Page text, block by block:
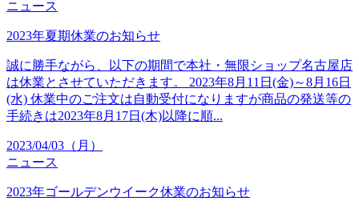
ニュース
2023年夏期休業のお知らせ
誠に勝手ながら、以下の期間で本社・無限ショップ名古屋店
は休業とさせていただきます。 2023年8月11日(金)～8月16日
(水) 休業中のご注文は自動受付になりますが商品の発送等の
手続きは2023年8月17日(木)以降に順...
2023/04/03（月）
ニュース
2023年ゴールデンウイーク休業のお知らせ